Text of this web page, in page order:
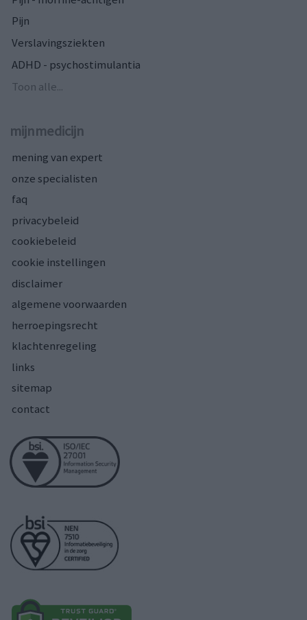
Pijn
Verslavingsziekten
ADHD - psychostimulantia
Toon alle...
mijnmedicijn
mening van expert
onze specialisten
faq
privacybeleid
cookiebeleid
cookie instellingen
disclaimer
algemene voorwaarden
herroepingsrecht
klachtenregeling
links
sitemap
contact